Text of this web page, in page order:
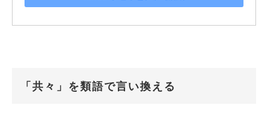
「共々」を類語で言い換える